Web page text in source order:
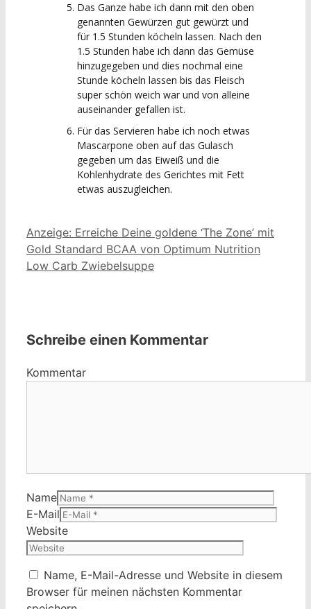
Das Ganze habe ich dann mit den oben
genannten Gewürzen gut gewürzt und
für 1.5 Stunden köcheln lassen. Nach den
1.5 Stunden habe ich dann das Gemüse
hinzugegeben und dies nochmal eine
Stunde köcheln lassen bis das Fleisch
super schön weich war und von alleine
auseinander gefallen ist.
Für das Servieren habe ich noch etwas
Mascarpone oben auf das Gulasch
gegeben um das Eiweiß und die
Kohlenhydrate des Gerichtes mit Fett
etwas auszugleichen.
Anzeige: Erreiche Deine goldene ‘The Zone’ mit
Gold Standard BCAA von Optimum Nutrition
Low Carb Zwiebelsuppe
Schreibe einen Kommentar
Kommentar
Name
E-Mail
Website
Name, E-Mail-Adresse und Website in diesem
Browser für meinen nächsten Kommentar